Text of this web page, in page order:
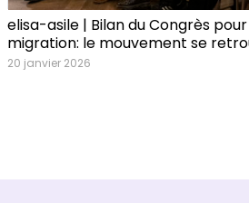
elisa-asile | Bilan du Congrès pour
migration: le mouvement se
20 janvier 2026